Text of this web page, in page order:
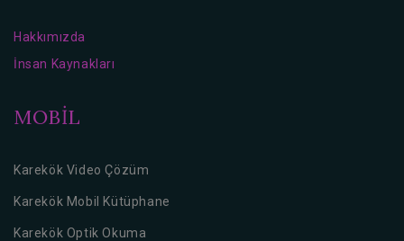
Hakkımızda
İnsan Kaynakları
MOBİL
Karekök Video Çözüm
Karekök Mobil Kütüphane
Karekök Optik Okuma